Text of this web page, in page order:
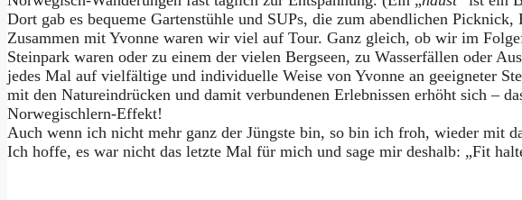
Dort gab es bequeme Gartenstühle und SUPs, die zum abendlichen
Zusammen mit Yvonne waren wir viel auf Tour. Ganz gleich, ob wir im
Steinpark waren oder zu einem der vielen Bergseen, zu Wasserfällen oder
jedes Mal auf vielfältige und individuelle Weise von Yvonne an geeigneter
mit den Natureindrücken und damit verbundenen Erlebnissen erhöht sich –
Norwegischlern-Effekt!
Auch wenn ich nicht mehr ganz der Jüngste bin, so bin ich froh, wieder mit
Ich hoffe, es war nicht das letzte Mal für mich und sage mir deshalb: „Fit